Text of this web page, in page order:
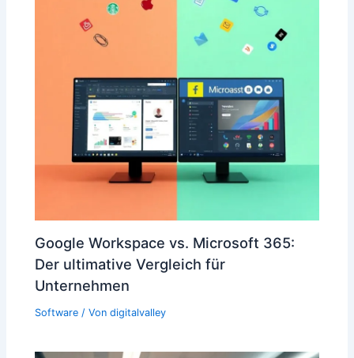
Google Workspace vs. Microsoft 365:
Der ultimative Vergleich für
Unternehmen
Software / Vondigitalvalley